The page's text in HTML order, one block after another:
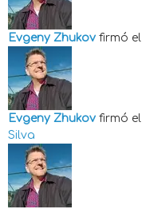
Evgeny Zhukov firmó el
Evgeny Zhukov firmó el
Silva